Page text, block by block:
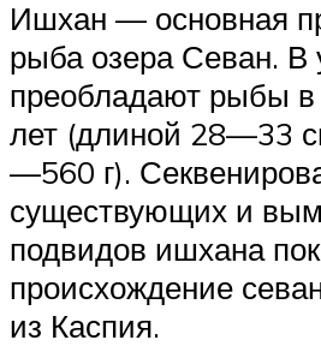
Ишхан — основная
рыба озера Севан. В
преобладают рыбы
лет (длиной 28—33
—560 г).
существующих и
подвидов ишхана
происхождение
из Каспия.